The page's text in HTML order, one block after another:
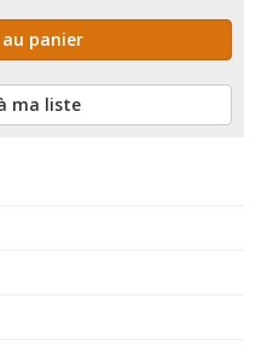
panier
ma liste